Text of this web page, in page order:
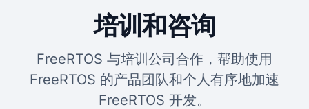
培训和咨询
FreeRTOS 与培训公司合作，帮助使用
FreeRTOS 的产品团队和个人有序地加速
FreeRTOS 开发。